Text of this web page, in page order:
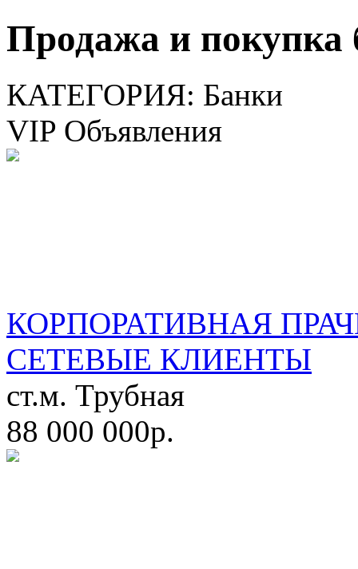
Продажа и покупка
КАТЕГОРИЯ: Банки
VIP Объявления
КОРПОРАТИВНАЯ
СЕТЕВЫЕ КЛИЕНТЫ
ст.м. Трубная
88 000 000р.